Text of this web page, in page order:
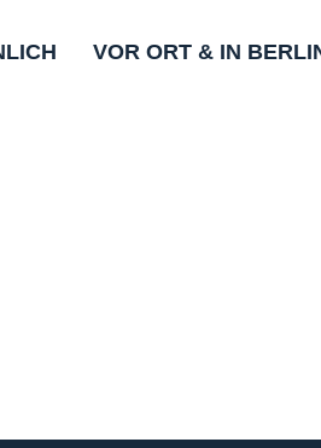
VOR ORT & IN